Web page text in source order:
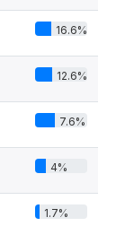
16.6%
12.6%
7.6%
4%
1.7%